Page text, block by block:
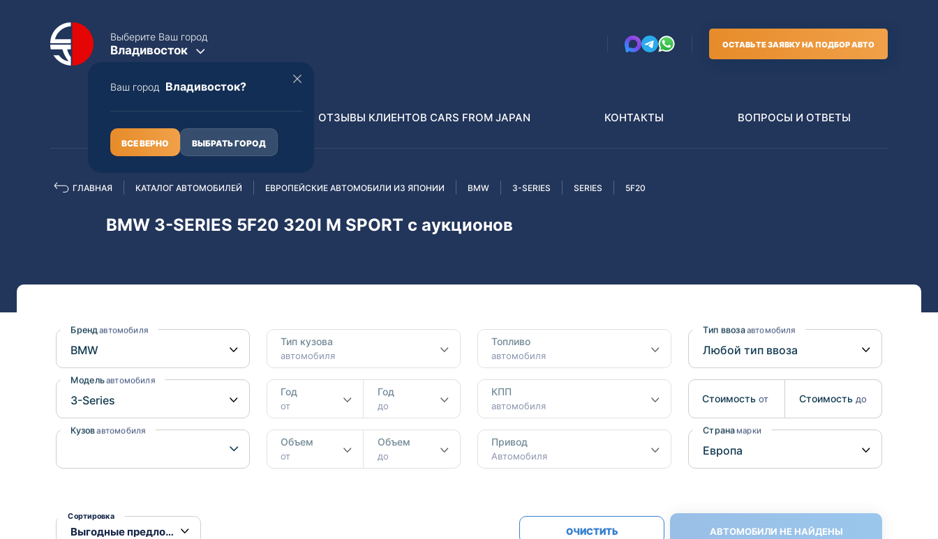
Выберите Ваш город
Владивосток
Ваш город Владивосток?
ВСЕ ВЕРНО ВЫБРАТЬ ГОРОД
ОСТАВЬТЕ ЗАЯВКУ НА ПОДБОР АВТО
Полная пошлина
Nissan
Suzuki
Subaru
Mercedes-Benz
Распилы и конструкторы
Nissan
Mazda
Mitsubishi
Subaru
Suzuki
Lexus
Audi
Nissan
Mitsubishi
Isuzu
Hino
ОТЗЫВЫ КЛИЕНТОВ CARS FROM JAPAN КОНТАКТЫ ВОПРОСЫ И ОТВЕТЫ
ГЛАВНАЯ КАТАЛОГ АВТОМОБИЛЕЙ ЕВРОПЕЙСКИЕ АВТОМОБИЛИ ИЗ ЯПОНИИ BMW 3-SERIES SERIES 5F20
BMW 3-SERIES 5F20 320I M SPORT с аукционов
Бренд автомобиля
Модельавтомобиля
Кузовавтомобиля
Тип кузова
автомобиля
Год
от
Год
до
Объем
от
Объем
до
Топливо
автомобиля
КПП
автомобиля
Привод
Автомобиля
Тип ввозаавтомобиля
Стоимость от Стоимость до
Страна марки
Сортировка
ОЧИСТИТЬ АВТОМОБИЛИ НЕ НАЙДЕНЫ